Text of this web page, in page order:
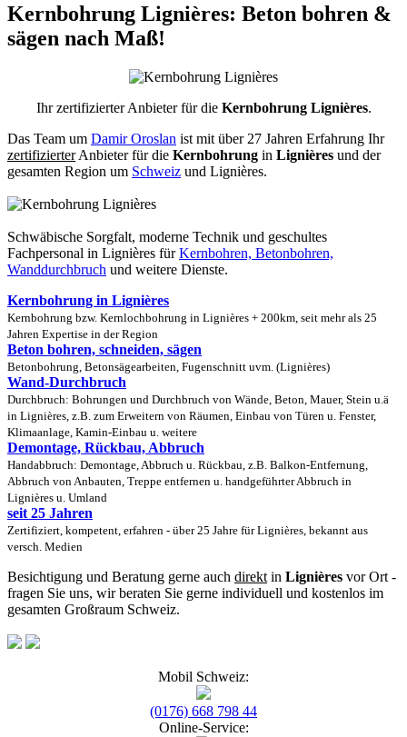
Kernbohrung Lignières: Beton bohren &
sägen nach Maß!
Ihr zertifizierter Anbieter für die Kernbohrung Lignières.
Das Team um Damir Oroslan ist mit über 27 Jahren Erfahrung Ihr
zertifizierterAnbieter für die Kernbohrung in Lignières und der
gesamten Region um Schweiz und Lignières.
Schwäbische Sorgfalt, moderne Technik und geschultes
Fachpersonal in Lignières fürKernbohren, Betonbohren,
Wanddurchbruch und weitere Dienste.
Kernbohrung in Lignières
Kernbohrung bzw. Kernlochbohrung in Lignières + 200km, seit mehr als 25
Jahren Expertise in der Region
Beton bohren, schneiden, sägen
Betonbohrung, Betonsägearbeiten, Fugenschnitt uvm. (Lignières)
Wand-Durchbruch
Durchbruch: Bohrungen und Durchbruch von Wände, Beton, Mauer, Stein u.ä
in Lignières, z.B. zum Erweitern von Räumen, Einbau von Türen u. Fenster,
Klimaanlage, Kamin-Einbau u. weitere
Demontage, Rückbau, Abbruch
Handabbruch: Demontage, Abbruch u. Rückbau, z.B. Balkon-Entfernung,
Abbruch von Anbauten, Treppe entfernen u. handgeführter Abbruch in
Lignières u. Umland
seit 25 Jahren
Zertifiziert, kompetent, erfahren - über 25 Jahre für Lignières, bekannt aus
versch. Medien
Besichtigung und Beratung gerne auch direkt in Lignières vor Ort -
fragen Sie uns, wir beraten Sie gerne individuell und kostenlos im
gesamten Großraum Schweiz.
Mobil Schweiz:
(0176) 668 798 44
Online-Service: